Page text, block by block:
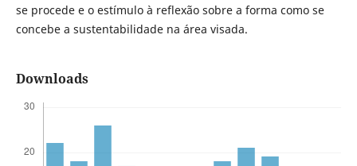
se procede e o estímulo à reflexão sobre a forma como se
concebe a sustentabilidade na área visada.
Downloads